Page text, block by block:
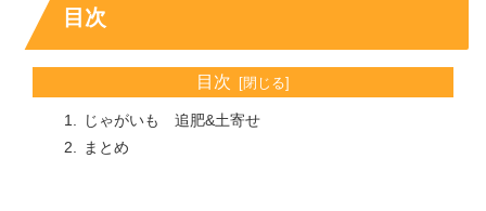
目次
目次
じゃがいも 追肥&土寄せ
まとめ